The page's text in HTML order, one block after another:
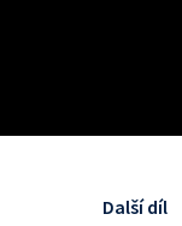
Další díl